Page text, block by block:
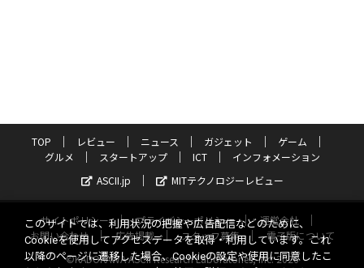
TOP レビュー ニュース ガジェット
ゲーム
グルメ
スタートアップ ICT
インフォメーション
ASCII.jp
MITテクノロジーレビュー
サイトポリシー プライバシーポリシー
運営会社
お問い合わせ
広告掲載 スタッフ募集
電子版について
©KADOKAWA ASCII Research Laboratories, Inc. 2026
このサイトでは、利用状況の把握や広告配信などのために、
Cookieを使用してアクセスデータを取得・利用しています。これ
以降のページに遷移した場合、Cookieの設定や使用に同意したこ